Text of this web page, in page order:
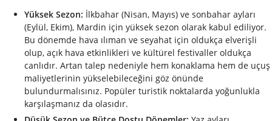
Yüksek Sezon: İlkbahar (Nisan, Mayıs) ve sonbahar ayları
(Eylül, Ekim), Mardin için yüksek sezon olarak kabul ediliyor.
Bu dönemde hava ılıman ve seyahat için oldukça elverişli
olup, açık hava etkinlikleri ve kültürel festivaller oldukça
canlıdır. Artan talep nedeniyle hem konaklama hem de uçuş
maliyetlerinin yükselebileceğini göz önünde
bulundurmalısınız. Popüler turistik noktalarda yoğunlukla
karşılaşmanız da olasıdır.